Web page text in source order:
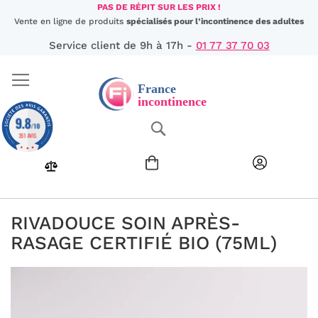
Aller
au
PAS DE RÉPIT SUR LES PRIX !
Vente en ligne de produits spécialisés pour l’incontinence des adultes
Service client de 9h à 17h - 01 77 37 70 03
RIVADOUCE SOIN APRÈS-
RASAGE CERTIFIÉ BIO (75ML)
9.8/10
351 AVIS